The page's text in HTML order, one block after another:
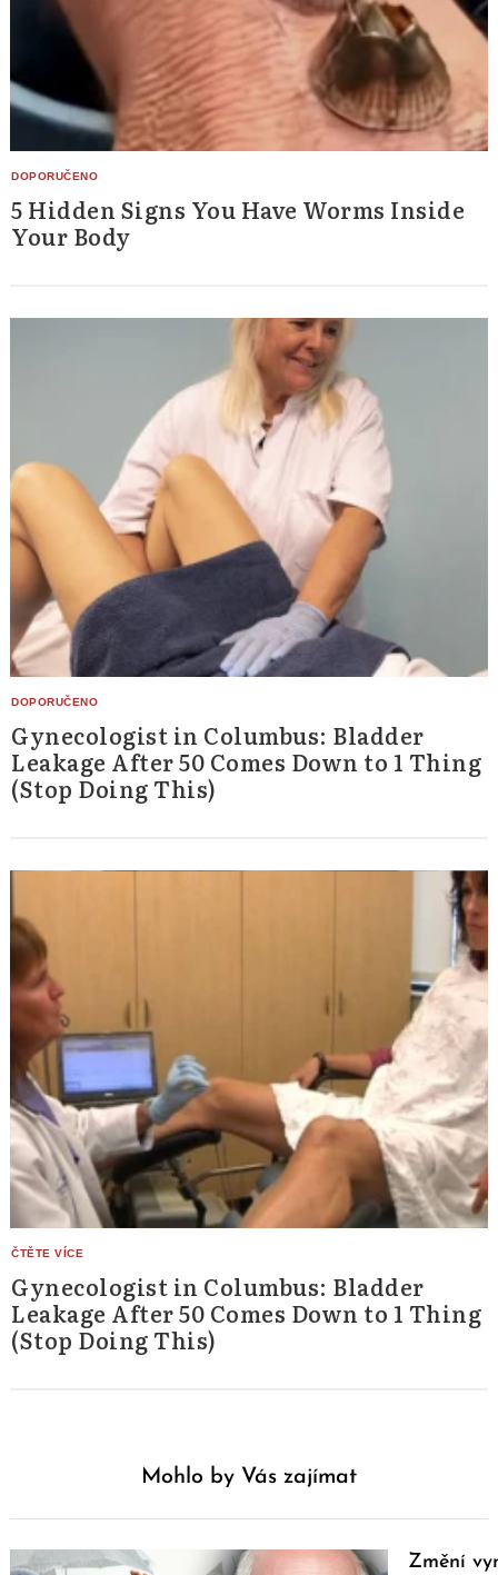
5 Hidden Signs You Have Worms Inside
Your Body
Gynecologist in Columbus: Bladder
Leakage After 50 Comes Down to 1 Thing
(Stop Doing This)
Gynecologist in Columbus: Bladder
Leakage After 50 Comes Down to 1 Thing
(Stop Doing This)
Mohlo by Vás zajímat
Změní